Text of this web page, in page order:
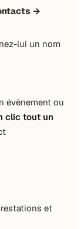
→
lui un nom
évènement ou
clic tout un
et